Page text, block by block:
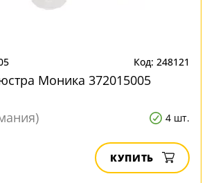
Код: 248121
Моника 372015005
4 шт.
КУПИТЬ